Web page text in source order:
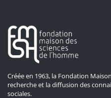
Créée en 1963, la Fondation
recherche et la diffusion des
sociales.